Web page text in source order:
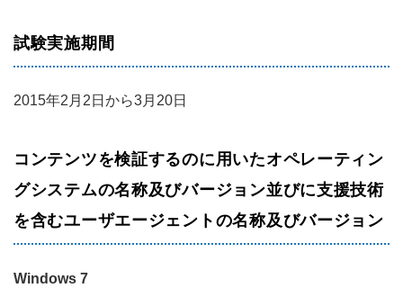
試験実施期間
2015年2月2日から3月20日
コンテンツを検証するのに用いたオペレーティン
グシステムの名称及びバージョン並びに支援技術
を含むユーザエージェントの名称及びバージョン
Windows 7